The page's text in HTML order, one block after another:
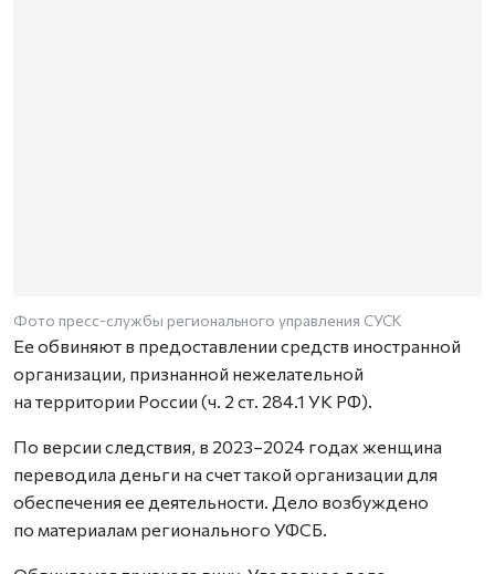
Фото пресс-службы регионального управления СУСК
Ее обвиняют в предоставлении средств иностранной
организации, признанной нежелательной
на территории России (ч. 2 ст. 284.1 УК РФ).
По версии следствия, в 2023–2024 годах женщина
переводила деньги на счет такой организации для
обеспечения ее деятельности. Дело возбуждено
по материалам регионального УФСБ.